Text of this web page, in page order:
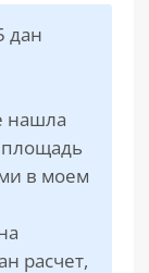
дан
нашла
площадь
в моем
расчет,